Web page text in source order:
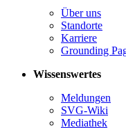
Über uns
Standorte
Karriere
Grounding
Wissenswertes
Meldungen
SVG-Wiki
Mediathek